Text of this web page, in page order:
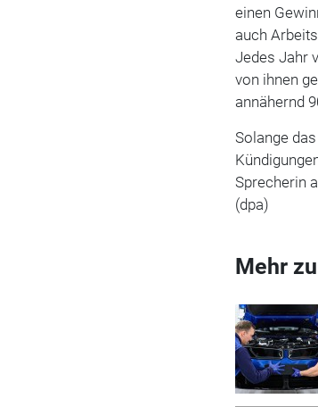
einen
auch
Jedes Jahr
von ihnen
annähernd
Solange
Sprecherin
(dpa)
Mehr